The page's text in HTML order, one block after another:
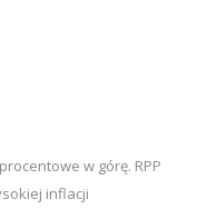
w górę. RPP
inflacji